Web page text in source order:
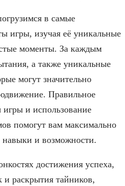
в самые
игры, изучая её уникальные
моменты. За каждым
а также уникальные
могут значительно
Правильное
и использование
помогут вам максимально
навыки и возможности.
достижения успеха,
и раскрытия тайников,